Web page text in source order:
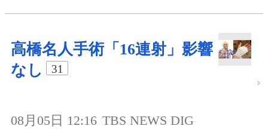
高橋名人手術「16連射」影響
なし
31
08月05日 12:16 TBS NEWS DIG